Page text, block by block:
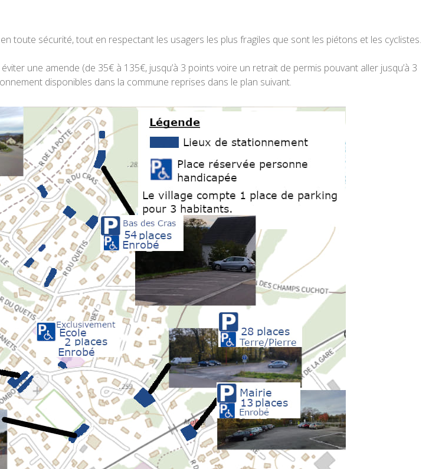
toute sécurité, tout en respectant les usagers les plus fragiles que sont les piétons et les cyclistes.
une amende (de 35€ à 135€, jusqu’à 3 points voire un retrait de permis pouvant aller jusqu’à 3
disponibles dans la commune reprises dans le plan suivant.